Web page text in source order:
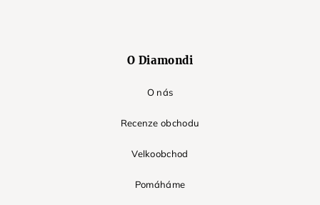
O Diamondi
O nás
Recenze obchodu
Velkoobchod
Pomáháme